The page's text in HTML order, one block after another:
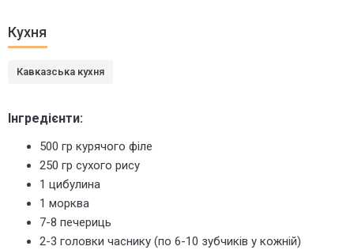
Кухня
Кавказська кухня
Інгредієнти:
500 гр курячого філе
250 гр сухого рису
1 цибулина
1 морква
7-8 печериць
2-3 головки часнику (по 6-10 зубчиків у кожній)